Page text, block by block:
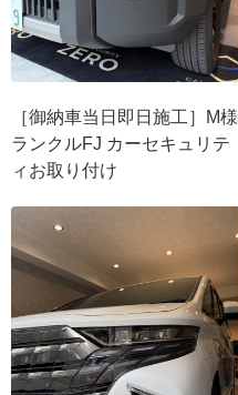
［御納車当日即日施工］M様
ランクルFJ カーセキュリテ
ィお取り付け